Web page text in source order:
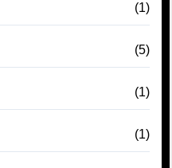
(1)
(5)
(1)
(1)